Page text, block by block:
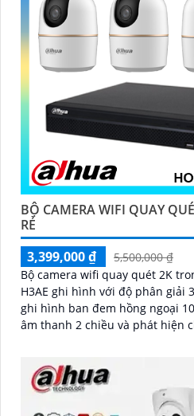
BỘ CAMERA WIFI QUAY
RẺ
3,399,000 ₫
5,500,000 ₫
Bộ camera wifi quay quét 2K
H3AE ghi hình với độ phân giải
ghi hình ban đem hồng ngoại
âm thanh 2 chiều và phát hiện
có thể đàm thoại được âm thanh